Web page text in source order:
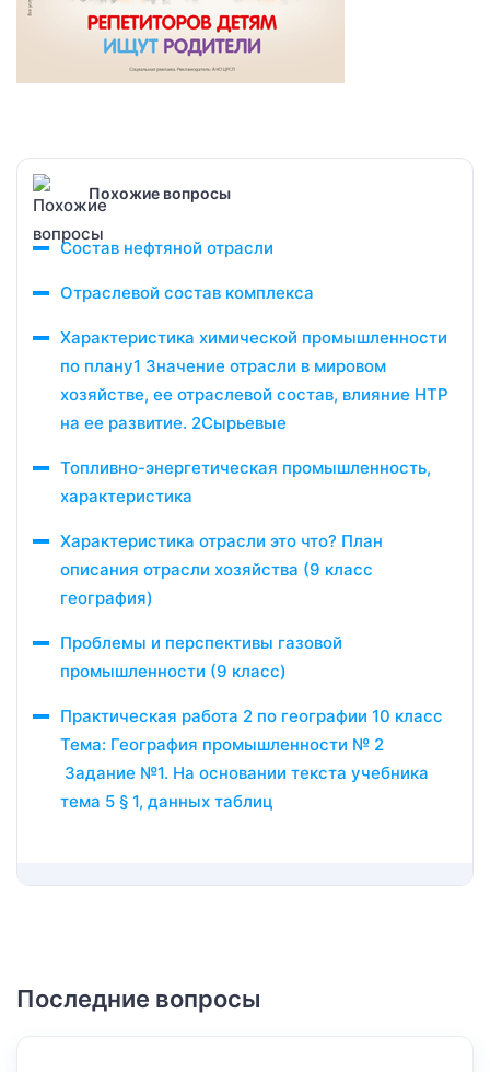
Похожие вопросы
Состав нефтяной отрасли
Отраслевой состав комплекса
Характеристика химической промышленности
по плану1 Значение отрасли в мировом
хозяйстве, ее отраслевой состав, влияние НТР
на ее развитие. 2Сырьевые
Топливно-энергетическая промышленность,
характеристика
Характеристика отрасли это что? План
описания отрасли хозяйства (9 класс
география)
Проблемы и перспективы газовой
промышленности (9 класс)
Практическая работа 2 по географии 10 класс
Тема: География промышленности № 2
Задание №1. На основании текста учебника
тема 5 § 1, данных таблиц
Последние вопросы